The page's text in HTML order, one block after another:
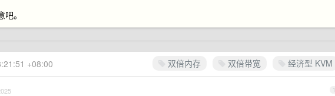
。
双倍内存 双倍带宽 经济型 KVM
+08:00
1